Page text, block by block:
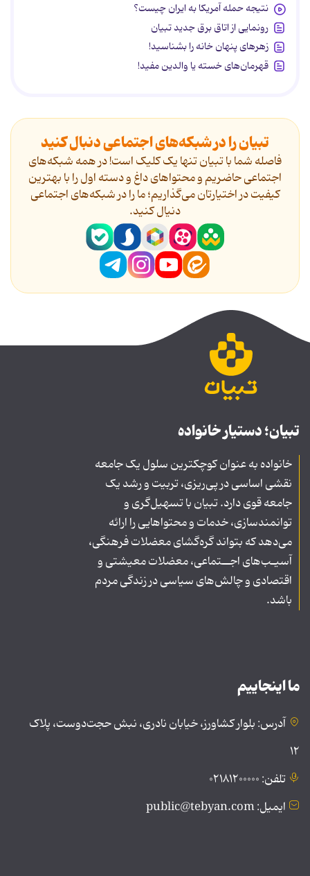
نتیجه حمله آمریکا به ایران چیست؟
رونمایی از اتاق برق جدید تبیان
زهرهای پنهان خانه را بشناسید!
قهرمان‌های خسته یا والدین مفید!
تبیان را در شبکه‌های اجتماعی دنبال کنید
فاصله شما با تبیان تنها یک کلیک است! در همه شبکه‌های
اجتماعی حاضریم و محتواهای داغ و دسته اول را با بهترین
کیفیت در اختیارتان می‌گذاریم؛ ما را در شبکه‌های اجتماعی
دنیال کنید.
تبیان؛ دستیار خانواده
خانواده به عنوان کوچکترین سلول یک جامعه
نقشی اساسی در پی‌ریزی، تربیت و رشد یک
جامعه قوی دارد. تبیان با تسهیل‌گری و
توانمندسازی، خدمات و محتواهایی را ارائه
می‌دهد که بتواند گره‌گشای معضلات فرهنگی،
آسیـب‌های اجــتماعی، معضلات معیشتی و
اقتصادی و چالش‌های سیاسی در زندگی مردم
باشد.
ما اینجاییم
آدرس: بلوار کشاورز، خیابان نادری، نبش حجت‌دوست، پلاک
۱۲
تلفن: ۰۲۱۸۱۲۰۰۰۰۰
ایمیل: public@tebyan.com